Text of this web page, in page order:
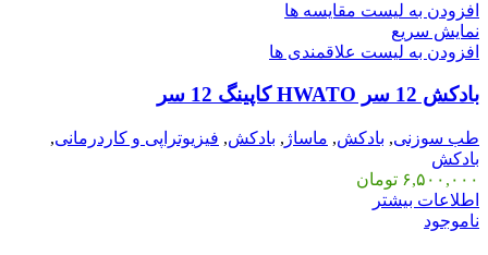
افزودن به لیست مقایسه ها
نمایش سریع
افزودن به لیست علاقمندی ها
بادکش 12 سر HWATO کاپینگ 12 سر
طب سوزنی, بادکش, ماساژ , بادکش, فیزیوتراپی و کاردرمانی,
بادکش
۶,۵۰۰,۰۰۰ تومان
اطلاعات بیشتر
ناموجود